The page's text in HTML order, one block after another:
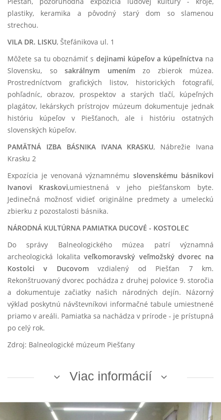
plastiky, keramika a pôvodný starý dom so slamenou
strechou.
VILA DR. LISKU, Štefánikova ul. 1
Môžete sa tu oboznámiť s dejinami kúpeľov a kúpeľníctva na
Slovensku, so sakrálnym umenímzo zbierok múzea.
Prostredníctvom grafických listov, historických fotografií,
pohľadníc, obrazov, prospektov a starých tlačí, kúpeľných
plagátov, lekárskych prístrojov múzeum dokumentuje jednak
históriu kúpeľov v Piešťanoch, ale i históriu ostatných
slovenských kúpeľov.
PAMÄTNÁ IZBA BÁSNIKA IVANA KRASKU, Nábrežie Ivana
Krasku 2
Expozícia je venovaná významnémuslovenskému básnikovi
Ivanovi Kraskovi,umiestnená v jeho piešťanskom byte.
Jedinečná možnosť vidieť originálne predmety a umeleckú
zbierku z pozostalosti básnika.
NÁRODNÁ KULTÚRNA PAMIATKA DUCOVÉ - KOSTOLEC
Do správy Balneologického múzea patrí významná
archeologická lokalitaveľkomoravský veľmožský dvorec na
Kostolci v Ducovomvzdialený od Piešťan 7 km.
Rekonštruovaný dvorec pochádza z druhej polovice 9. storočia
a dokumentuje začiatky našich národných dejín. Názorný
výklad poskytnú návštevníkovi informačné tabule umiestnené
priamo v areáli. Pamiatka sa nachádza v prírode - je prístupná
po celý rok.
Zdroj: Balneologické múzeum Piešťany
Viac informácií